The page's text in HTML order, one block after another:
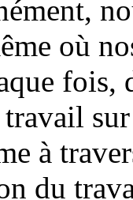
où
à
du